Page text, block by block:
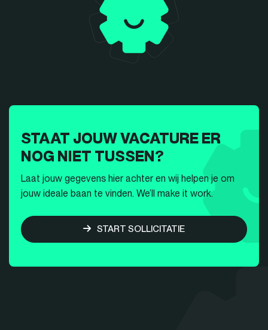
STAAT JOUW VACATURE ER
NOG NIET TUSSEN?
Laat jouw gegevens hier achter en wij helpen je om
jouw ideale baan te vinden. We’ll make it work.
START SOLLICITATIE